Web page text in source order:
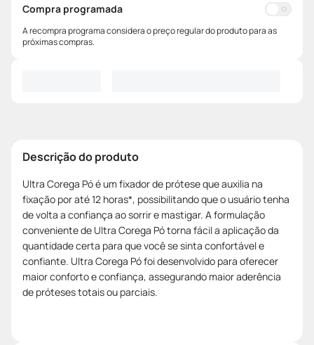
Compra programada
A recompra programa considera o preço regular do produto para as
próximas compras.
Descrição do produto
Ultra Corega Pó é um fixador de prótese que auxilia na
fixação por até 12 horas*, possibilitando que o usuário tenha
de volta a confiança ao sorrir e mastigar. A formulação
conveniente de Ultra Corega Pó torna fácil a aplicação da
quantidade certa para que você se sinta confortável e
confiante. Ultra Corega Pó foi desenvolvido para oferecer
maior conforto e confiança, assegurando maior aderência
de próteses totais ou parciais.